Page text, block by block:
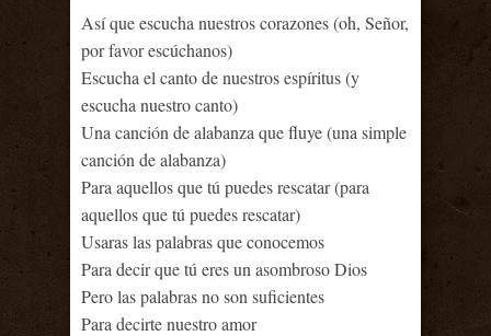
Así que escucha nuestros corazones (oh, Señor,
por favor escúchanos)
Escucha el canto de nuestros espíritus (y
escucha nuestro canto)
Una canción de alabanza que fluye (una simple
canción de alabanza)
Para aquellos que tú puedes rescatar (para
aquellos que tú puedes rescatar)
Usaras las palabras que conocemos
Para decir que tú eres un asombroso Dios
Pero las palabras no son suficientes
Para decirte nuestro amor